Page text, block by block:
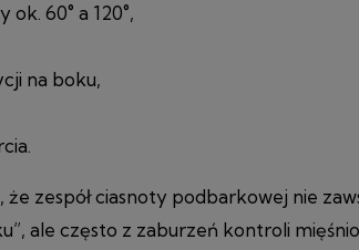
60° a 120°,
na boku,
że zespół ciasnoty podbarkowej nie
ale często z zaburzeń kontroli